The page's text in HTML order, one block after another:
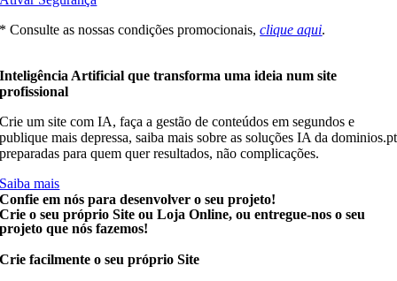
* Consulte as nossas condições promocionais,clique aqui.
Inteligência Artificial que transforma uma ideia num site
profissional
Crie um site com IA, faça a gestão de conteúdos em segundos e
publique mais depressa, saiba mais sobre as soluções IA da dominios.pt
preparadas para quem quer resultados, não complicações.
Saiba mais
Confie em nós para desenvolver o seu projeto!
Crie o seu próprio Site ou Loja Online, ou entregue-nos o seu
projeto que nós fazemos!
Crie facilmente o seu próprioSite